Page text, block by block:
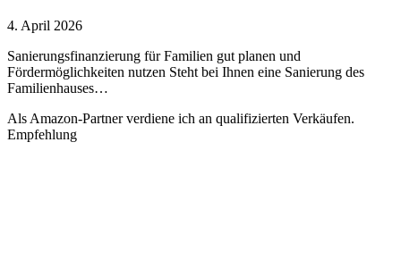
4. April 2026
Sanierungsfinanzierung für Familien gut planen und
Fördermöglichkeiten nutzen Steht bei Ihnen eine Sanierung des
Familienhauses…
Als Amazon-Partner verdiene ich an qualifizierten Verkäufen.
Empfehlung